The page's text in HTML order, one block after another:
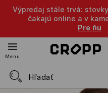
Výpredaj stále trvá:
čakajú online a v
Pre ňu
Menu